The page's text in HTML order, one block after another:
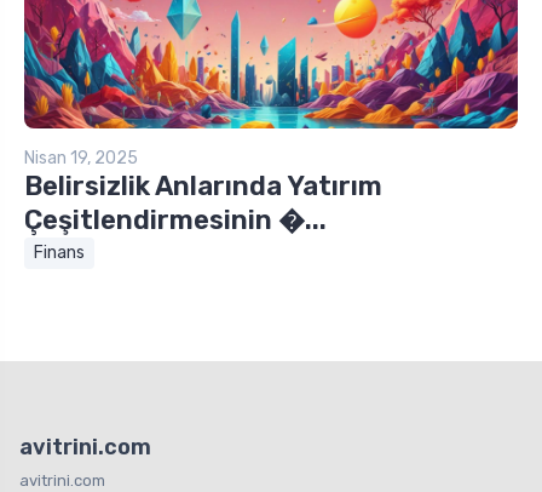
Nisan 19, 2025
Belirsizlik Anlarında Yatırım
Çeşitlendirmesinin �...
Finans
avitrini.com
avitrini.com